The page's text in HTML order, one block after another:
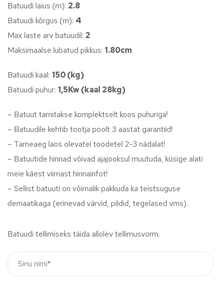
Batuudi laius (m): 2.8
Batuudi kõrgus (m): 4
Max laste arv batuudil: 2
Maksimaalse lubatud pikkus: 1.80cm
Batuudi kaal: 150 (kg)
Batuudi puhur: 1,5Kw (kaal 28kg)
– Batuut tarnitakse komplektselt koos puhuriga!
– Batuudile kehtib tootja poolt 3 aastat garantiid!
– Tarneaeg laos olevatel toodetel 2-3 nädalat!
– Batuutide hinnad võivad ajajooksul muutuda, küsige alati
meie käest viimast hinnainfot!
– Sellist batuuti on võimalik pakkuda ka teistsuguse
demaatikaga (erinevad värvid, pildid, tegelased vms).
Batuudi tellimiseks täida allolev tellimusvorm.